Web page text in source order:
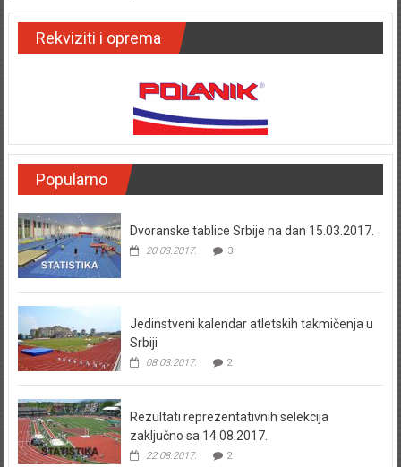
Rekviziti i oprema
Popularno
Dvoranske tablice Srbije na dan 15.03.2017.
20.03.2017. 3
Jedinstveni kalendar atletskih takmičenja u
Srbiji
08.03.2017. 2
Rezultati reprezentativnih selekcija
zaključno sa 14.08.2017.
22.08.2017. 2